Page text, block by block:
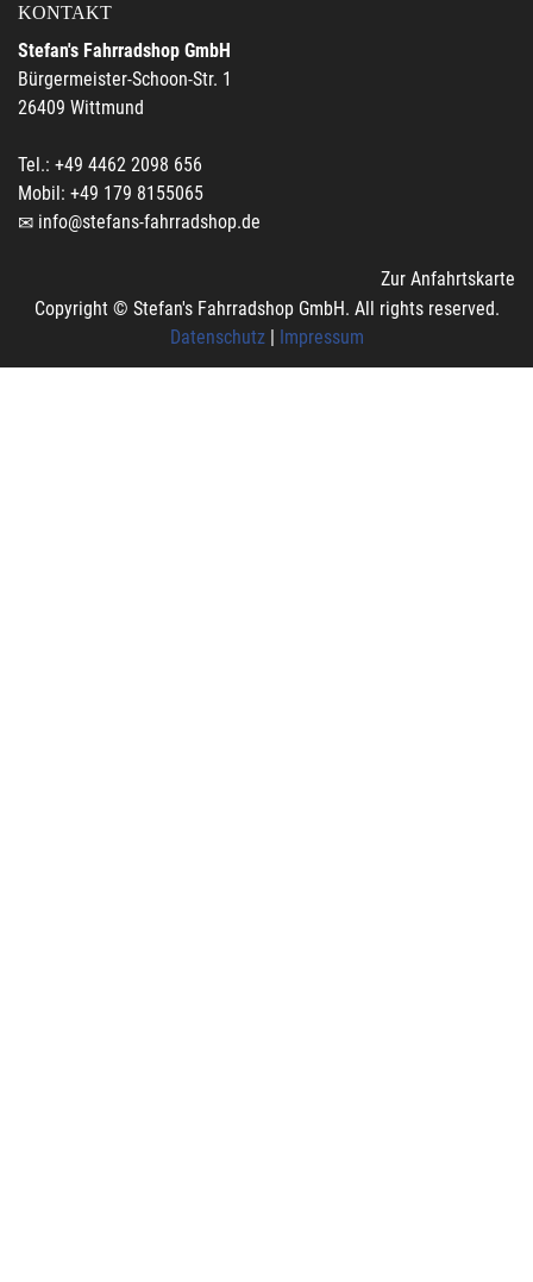
KONTAKT
Stefan's Fahrradshop GmbH
Bürgermeister-Schoon-Str. 1
26409 Wittmund
Tel.: +49 4462 2098 656
Mobil: +49 179 8155065
info@stefans-fahrradshop.de
Zur Anfahrtskarte
Copyright © Stefan's Fahrradshop GmbH. All rights reserved.
Datenschutz| Impressum